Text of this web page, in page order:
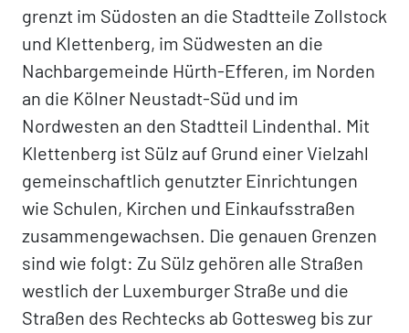
grenzt im Südosten an die Stadtteile Zollstock
und Klettenberg, im Südwesten an die
Nachbargemeinde Hürth-Efferen, im Norden
an die Kölner Neustadt-Süd und im
Nordwesten an den Stadtteil Lindenthal. Mit
Klettenberg ist Sülz auf Grund einer Vielzahl
gemeinschaftlich genutzter Einrichtungen
wie Schulen, Kirchen und Einkaufsstraßen
zusammengewachsen. Die genauen Grenzen
sind wie folgt: Zu Sülz gehören alle Straßen
westlich der Luxemburger Straße und die
Straßen des Rechtecks ab Gottesweg bis zur